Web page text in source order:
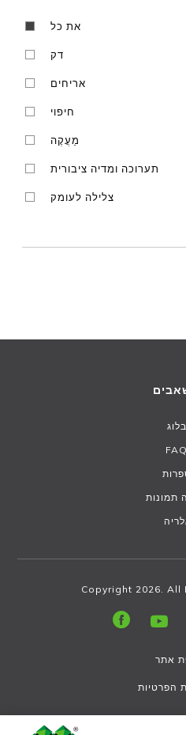
את כל
דק
אריחים
חיפוי
מַעֲקֶה
תערוכה ומדיה ציבורית
צלילה לעומק
בלוג
FAQ
תמונות
Copyright 2026. All
אתר
הפרטיות